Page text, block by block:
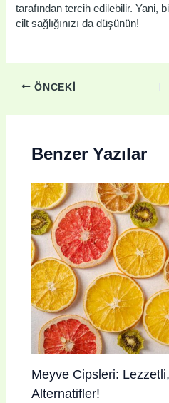
tarafından tercih edilebilir. Yani,
cilt sağlığınızı da düşünün!
ÖNCEKI
Benzer Yazılar
Meyve Cipsleri:
Alternatifler!